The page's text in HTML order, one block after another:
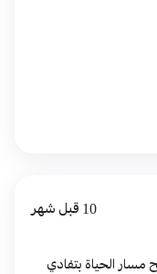
10 قبل شهر
الاستشارة تساعد على ترتيب الافكار وتوضيح مسار الحياة بتفادي